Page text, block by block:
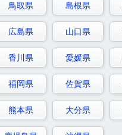
鳥取県 島根県
広島県 山口県
香川県 愛媛県
福岡県 佐賀県
熊本県 大分県